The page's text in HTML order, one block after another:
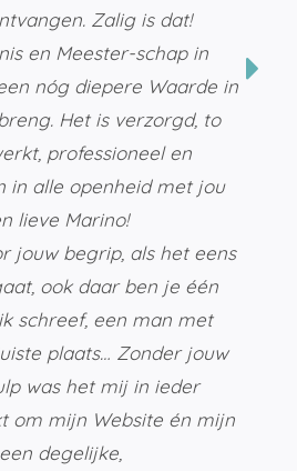
Zalig is dat!
en Meester-schap in
nóg diepere Waarde in
Het is verzorgd, to
professioneel en
in alle openheid met jou
lieve Marino!
jouw begrip, als het eens
ook daar ben je één
schreef, een man met
plaats… Zonder jouw
was het mij in ieder
om mijn Website én mijn
degelijke,